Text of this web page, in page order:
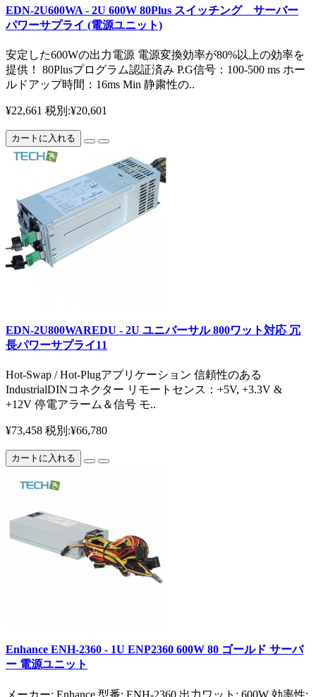
EDN-2U600WA - 2U 600W 80Plus スイッチング サーバー
パワーサプライ (電源ユニット)
安定した600Wの出力電源 電源変換効率が80%以上の効率を
提供！ 80Plusプログラム認証済み P.G信号：100-500 ms ホー
ルドアップ時間：16ms Min 静粛性の..
¥22,661 税別:¥20,601
カートに入れる
EDN-2U800WAREDU - 2U ユニバーサル 800ワット対応 冗
長パワーサプライ11
Hot-Swap / Hot-Plugアプリケーション 信頼性のある
IndustrialDINコネクター リモートセンス：+5V, +3.3V &
+12V 停電アラーム＆信号 モ..
¥73,458 税別:¥66,780
カートに入れる
Enhance ENH-2360 - 1U ENP2360 600W 80 ゴールド サーバ
ー 電源ユニット
メーカー: Enhance 型番: ENH-2360 出力ワット: 600W 効率性: